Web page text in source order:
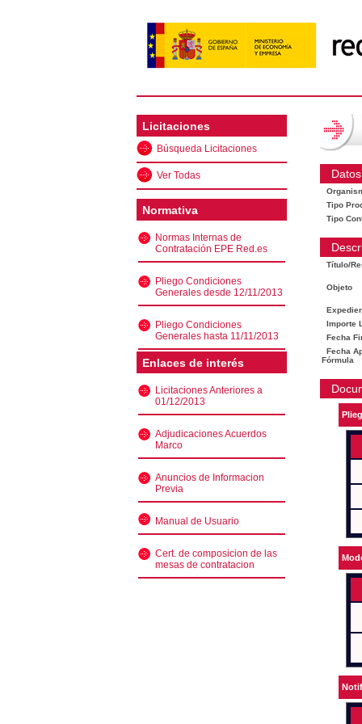
Licitaciones
Búsqueda Licitaciones
Ver Todas
Normativa
Normas Internas de
Contratación EPE Red.es
Pliego Condiciones
Generales desde 12/11/2013
Pliego Condiciones
Generales hasta 11/11/2013
Enlaces de interés
Licitaciones Anteriores a
01/12/2013
Adjudicaciones Acuerdos
Marco
Anuncios de Informacion
Previa
Manual de Usuario
Cert. de composicion de las
mesas de contratacion
Tipo
Tipo
Título/
Objeto
Importe
Fecha
Fecha
Fórmula